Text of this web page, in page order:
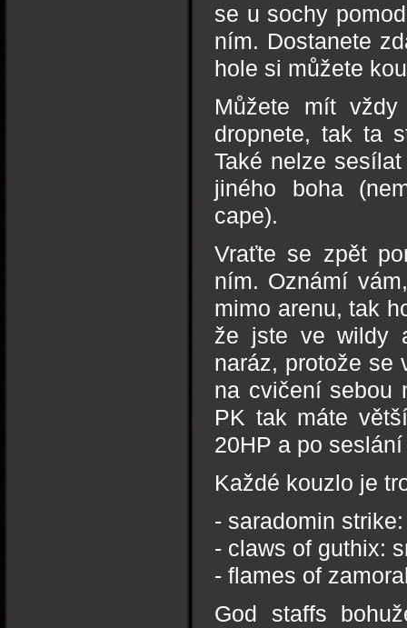
se u sochy
ním. Dostanete
hole si můžete
Můžete mít
dropnete, tak ta
Také nelze
jiného boha
cape).
Vraťte se zpět
ním. Oznámí
mimo arenu, tak
že jste ve wildy
naráz, protože se
na cvičení sebou
PK tak máte
20HP a po
Každé kouzlo je
- saradomin
- claws of guthix:
- flames of
God staffs